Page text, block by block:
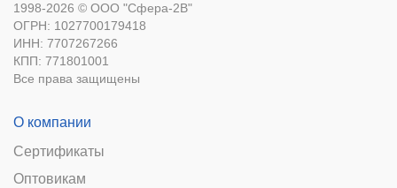
1998-2026 © ООО "Сфера-2В"
ОГРН: 1027700179418
ИНН: 7707267266
КПП: 771801001
Все права защищены
О компании
Сертификаты
Оптовикам